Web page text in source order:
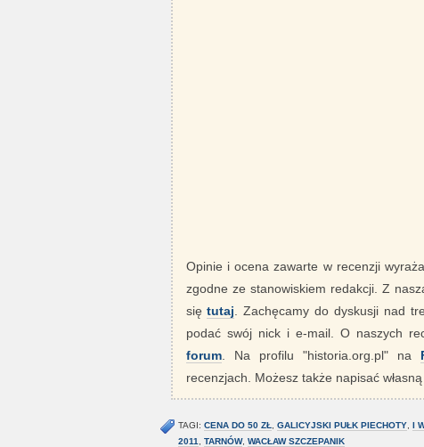
Opinie i ocena zawarte w recenzji
zgodne ze stanowiskiem redakcji. Z
siętutaj. Zachęcamy do dyskusji nad
podać swój nick i e-mail. O naszych
forum. Na profilu "historia.org.pl" na
recenzjach. Możesz także napisać
TAGI: CENA DO 50 ZŁ, GALICYJSKI PUŁK PIECHOTY, I
2011, TARNÓW, WACŁAW SZCZEPANIK